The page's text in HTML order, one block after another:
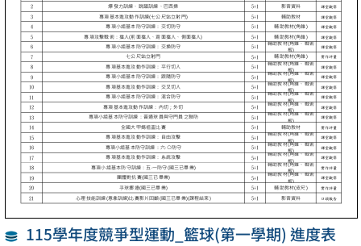
115學年度競爭型運動_籃球(第一學期) 進度表